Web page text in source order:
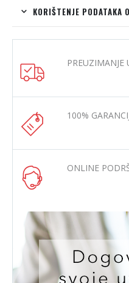
KORIŠTENJE PODATAKA
100%
ONLINE